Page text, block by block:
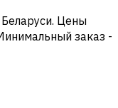
Цены
заказ -